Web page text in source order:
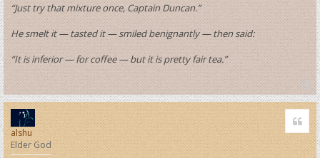
“Just try that mixture once, Captain Duncan.”
He smelt it — tasted it — smiled benignantly — then said:
“It is inferior — for coffee — but it is pretty fair tea.”
T
o
p
alshu
Elder God